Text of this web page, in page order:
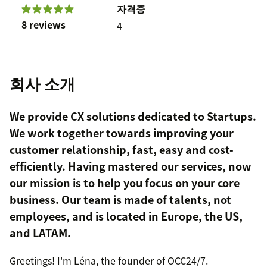
8 reviews
자격증
4
회사 소개
We provide CX solutions dedicated to Startups.
We work together towards improving your
customer relationship, fast, easy and cost-
efficiently. Having mastered our services, now
our mission is to help you focus on your core
business. Our team is made of talents, not
employees, and is located in Europe, the US,
and LATAM.
Greetings! I'm Léna, the founder of OCC24/7.